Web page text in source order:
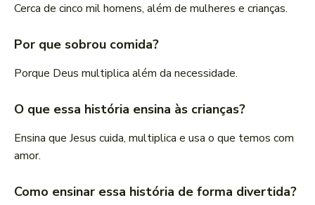
Cerca de cinco mil homens, além de mulheres e crianças.
Por que sobrou comida?
Porque Deus multiplica além da necessidade.
O que essa história ensina às crianças?
Ensina que Jesus cuida, multiplica e usa o que temos com
amor.
Como ensinar essa história de forma divertida?